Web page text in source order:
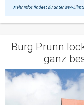
Burg Prunn
ganz